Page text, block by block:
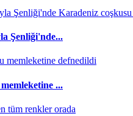
Şenliği'nde...
...